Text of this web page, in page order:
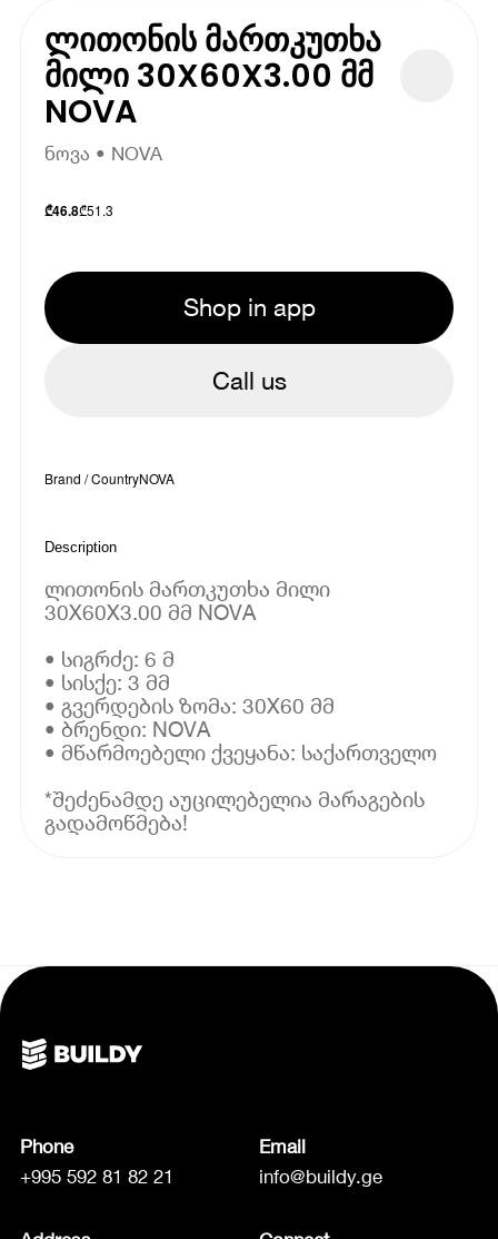
ლითონის მართკუთხა
მილი 30X60X3.00 მმ
NOVA
ნოვა • NOVA
₾46.8₾51.3
Shop in app
Call us
Brand / CountryNOVA
Description
ლითონის მართკუთხა მილი
30X60X3.00 მმ NOVA
• სიგრძე: 6 მ
• სისქე: 3 მმ
• გვერდების ზომა: 30X60 მმ
• ბრენდი: NOVA
• მწარმოებელი ქვეყანა: საქართველო
*შეძენამდე აუცილებელია მარაგების
გადამოწმება!
Phone
+995 592 81 82 21
Email
info@buildy.ge